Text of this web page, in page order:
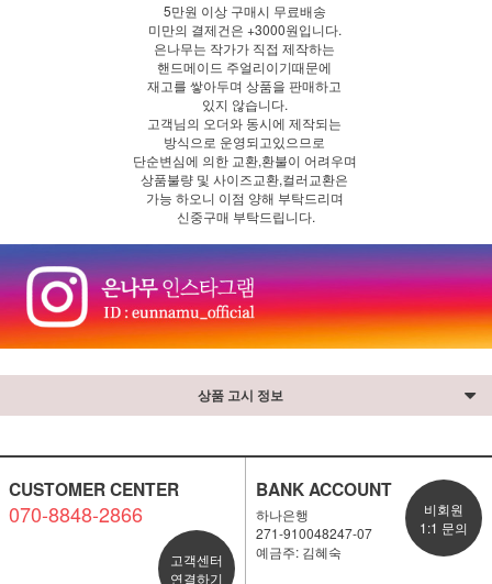
5만원 이상 구매시 무료배송
미만의 결제건은 +3000원입니다.
은나무는 작가가 직접 제작하는
핸드메이드 주얼리이기때문에
재고를 쌓아두며 상품을 판매하고
있지 않습니다.
고객님의 오더와 동시에 제작되는
방식으로 운영되고있으므로
단순변심에 의한 교환,환불이 어려우며
상품불량 및 사이즈교환,컬러교환은
가능 하오니 이점 양해 부탁드리며
신중구매 부탁드립니다.
상품 고시 정보
CUSTOMER CENTER
070-8848-2866
고객센터
연결하기
BANK ACCOUNT
하나은행
271-910048247-07
예금주: 김혜숙
비회원
1:1 문의